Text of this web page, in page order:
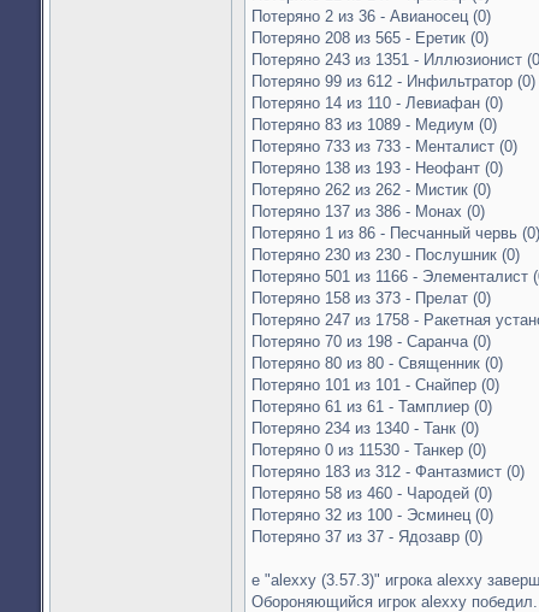
Потеряно 2 из 36 - Авианосец (0)
Потеряно 208 из 565 - Еретик (0)
Потеряно 243 из 1351 - Иллюзионист
Потеряно 99 из 612 - Инфильтратор (0)
Потеряно 14 из 110 - Левиафан (0)
Потеряно 83 из 1089 - Медиум (0)
Потеряно 733 из 733 - Менталист (0)
Потеряно 138 из 193 - Неофант (0)
Потеряно 262 из 262 - Мистик (0)
Потеряно 137 из 386 - Монах (0)
Потеряно 1 из 86 - Песчанный червь (0)
Потеряно 230 из 230 - Послушник (0)
Потеряно 501 из 1166 - Элементалист
Потеряно 158 из 373 - Прелат (0)
Потеряно 247 из 1758 - Ракетная
Потеряно 70 из 198 - Саранча (0)
Потеряно 80 из 80 - Священник (0)
Потеряно 101 из 101 - Снайпер (0)
Потеряно 61 из 61 - Тамплиер (0)
Потеряно 234 из 1340 - Танк (0)
Потеряно 0 из 11530 - Танкер (0)
Потеряно 183 из 312 - Фантазмист (0)
Потеряно 58 из 460 - Чародей (0)
Потеряно 32 из 100 - Эсминец (0)
Потеряно 37 из 37 - Ядозавр (0)
е "alexxy (3.57.3)" игрока alexxy
Обороняющийся игрок alexxy победил.